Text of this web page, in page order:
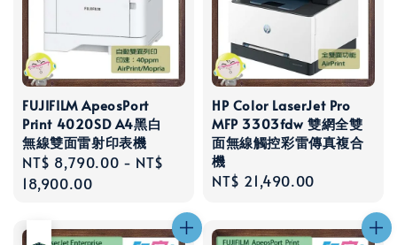
FUJIFILM ApeosPort
Print 4020SD A4黑白
無線雙面雷射印表機
Regular
price
NT$ 8,790.00 - NT$
18,900.00
HP Color LaserJet Pro
MFP 3303fdw 雙網全雙
面無線觸控彩雷傳真複合
機
Regular
NT$ 21,490.00